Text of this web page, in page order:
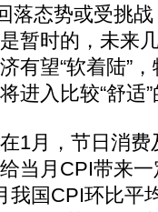
落态势或受挑
暂时的，未来
有望“软着陆”
进入比较“舒适
月，节日消费
当月CPI带来
我国CPI环比平